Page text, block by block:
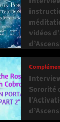
vidéos
Sororité